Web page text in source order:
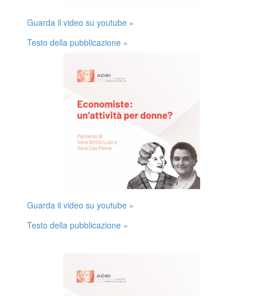
Guarda il video su youtube »
Testo della pubblicazione »
Guarda il video su youtube »
Testo della pubblicazione »